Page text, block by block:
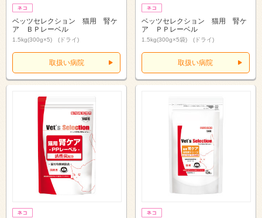
ベッツセレクション 猫用 腎ケ
ア ＢＰレーベル
1.5kg(300g×5) (ドライ)
取扱い病院
ベッツセレクション 猫用 腎ケ
ア ＰＰレーベル
1.5kg(300g×5袋) (ドライ)
取扱い病院